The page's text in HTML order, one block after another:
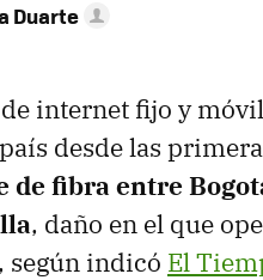
Duarte
internet fijo y
desde las
de fibra entre
, daño en el que
según indicó El